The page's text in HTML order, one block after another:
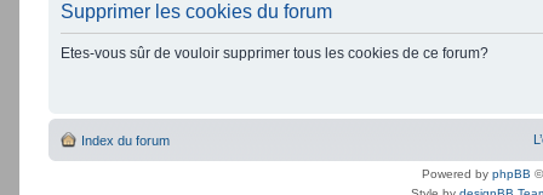
Supprimer les cookies du forum
Etes-vous sûr de vouloir supprimer tous les cookies de ce forum?
Index du forum
Powered by phpBB